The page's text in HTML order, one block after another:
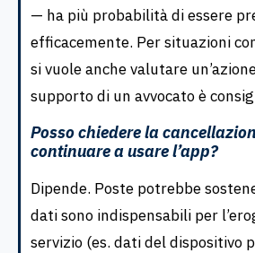
— ha più probabilità di essere
efficacemente. Per situazioni
si vuole anche valutare
supporto di un avvocato è
Posso chiedere la
continuare a usare l’app?
Dipende. Poste potrebbe
dati sono indispensabili per
servizio (es. dati del dispositivo